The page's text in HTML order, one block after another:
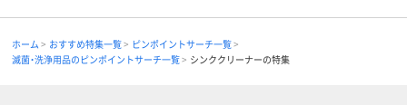
ホーム おすすめ特集一覧
ピンポイントサーチ一覧
滅菌・洗浄用品のピンポイントサーチ一覧
シンククリーナーの特集